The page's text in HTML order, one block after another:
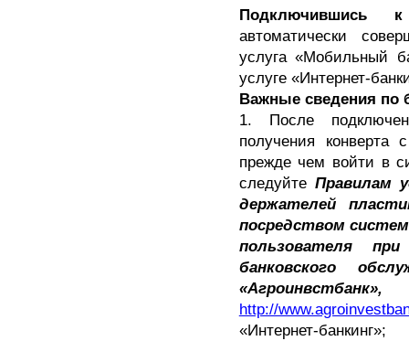
Подключившись к
автоматически
услуга «Мобильный
услуге «Интернет-
Важные сведения по
1. После
получения конверта
прежде чем войти в
следуйте Правилам
держателей
посредством
пользователя
банковского
http://
«Интернет-банкинг»;